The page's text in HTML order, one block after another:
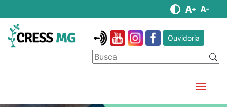
Ouvidoria